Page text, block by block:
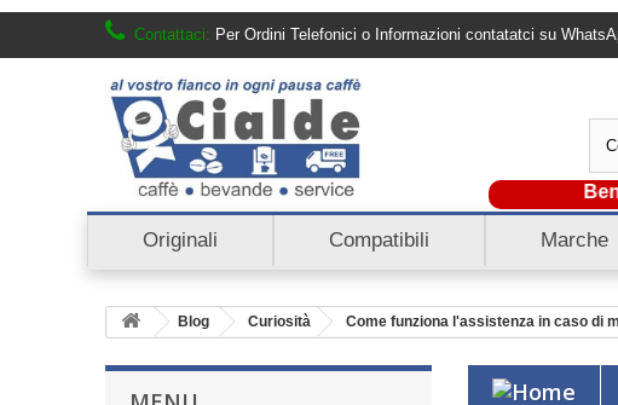
Contattaci: Per Ordini Telefonici o Informazioni contatatci su
Originali Compatibili Marche
Blog Curiosità Come funziona l'assistenza in caso di